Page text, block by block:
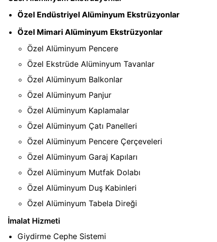
Özel Endüstriyel Alüminyum Ekstrüzyonlar
Özel Mimari Alüminyum Ekstrüzyonlar
Özel Alüminyum Pencere
Özel Ekstrüde Alüminyum Tavanlar
Özel Alüminyum Balkonlar
Özel Alüminyum Panjur
Özel Alüminyum Kaplamalar
Özel Alüminyum Çatı Panelleri
Özel Alüminyum Pencere Çerçeveleri
Özel Alüminyum Garaj Kapıları
Özel Alüminyum Mutfak Dolabı
Özel Alüminyum Duş Kabinleri
Özel Alüminyum Tabela Direği
İmalat Hizmeti
Giydirme Cephe Sistemi